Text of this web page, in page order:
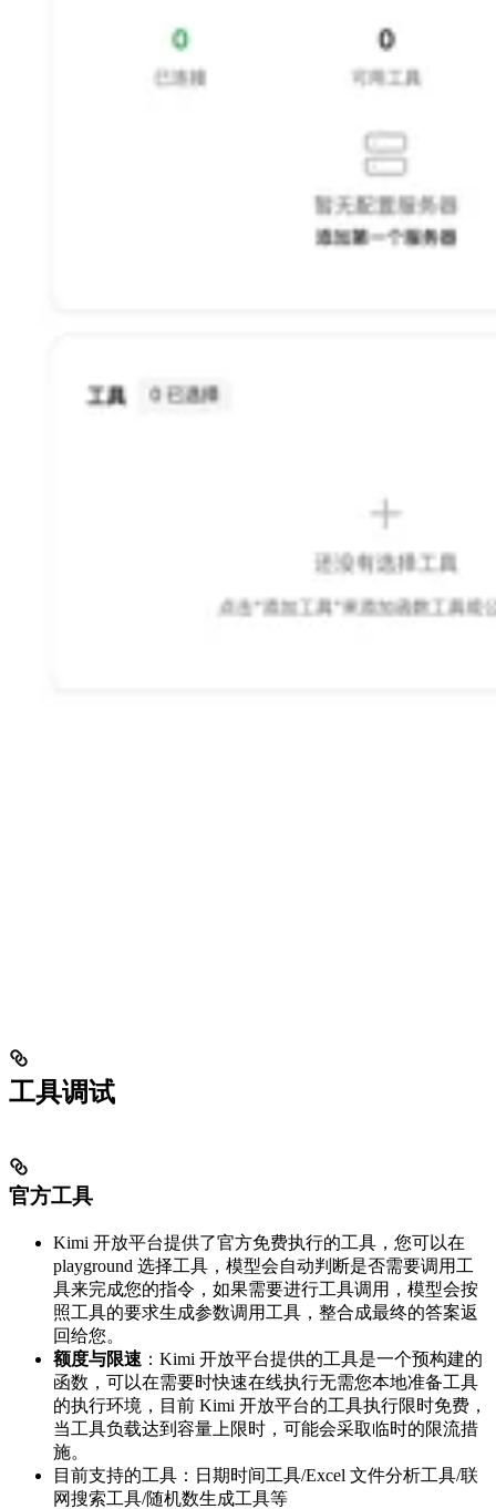
工具调试
官方工具
Kimi 开放平台提供了官方免费执行的工具，您可以在
playground 选择工具，模型会自动判断是否需要调用工
具来完成您的指令，如果需要进行工具调用，模型会按
照工具的要求生成参数调用工具，整合成最终的答案返
回给您。
额度与限速 ：Kimi 开放平台提供的工具是一个预构建的
函数，可以在需要时快速在线执行无需您本地准备工具
的执行环境，目前 Kimi 开放平台的工具执行限时免费，
当工具负载达到容量上限时，可能会采取临时的限流措
施。
目前支持的工具：日期时间工具/Excel 文件分析工具/联
网搜索工具/随机数生成工具等